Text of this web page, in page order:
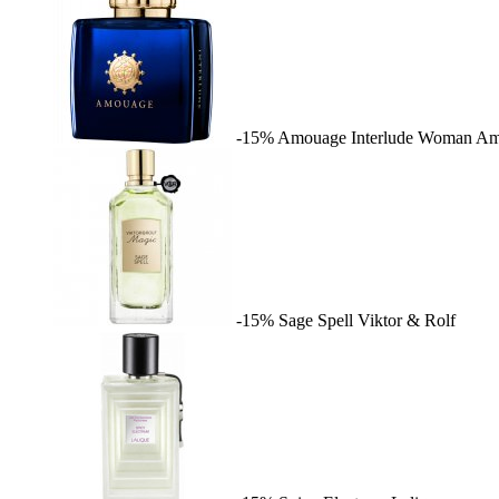
-15% Amouage Interlude Woman
-15% Sage Spell Viktor & Rolf